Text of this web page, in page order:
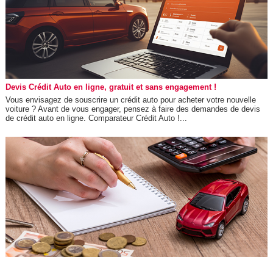
Devis Crédit Auto en ligne, gratuit et sans engagement !
Vous envisagez de souscrire un crédit auto pour acheter votre nouvelle
voiture ? Avant de vous engager, pensez à faire des demandes de devis
de crédit auto en ligne. Comparateur Crédit Auto !...